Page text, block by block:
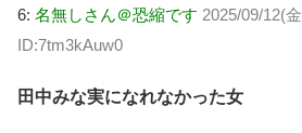
6: 名無しさん＠恐縮です 2025/09/12(
ID:7tm3kAuw0
田中みな実になれなかった女